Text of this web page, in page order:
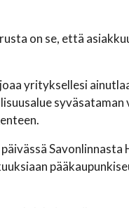
on se, että
yrityksellesi
Savonlinnasta